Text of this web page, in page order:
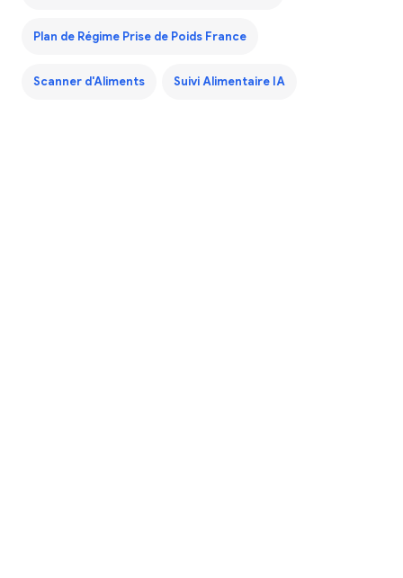
Plan de Régime Prise de Poids France
Scanner d'Aliments Suivi Alimentaire IA